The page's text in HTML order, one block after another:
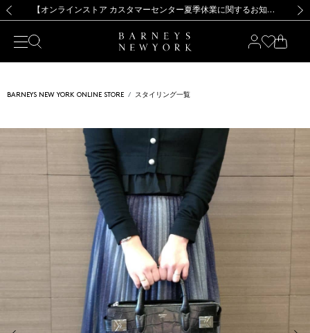
新規登録のお客様も対象！＜MY BARNEYS＞会員のお客様は11,000円（税込）以上のお買上げで常時送料無料！お買い物の際は会員登録を！
【夏季休業に伴う出荷一時停止のお知らせ】(2026.8.7) 【オンラインストア カスタマーセンター夏季休業に関するお知らせ】（2026.8.7）
【夏季休業に伴う返品・交換承り一時停止のお知らせ】（2026.8.5）
熊本県を中心とした地震の影響によるお荷物のお届けについて
【開催中】SUMMER SALEのご案内・ご注意事項 新規登録のお客様も対象！＜MY BARNEYS＞会員のお客様は11,000円（税込）以上のお買上げで常時送料無料！お買い物の際は会員登録を！
【夏季休業に伴う出荷一時停止のお知らせ】(2026.8.7)
BARNEYS NEW YORK ONLINE STORE スタイリング一覧